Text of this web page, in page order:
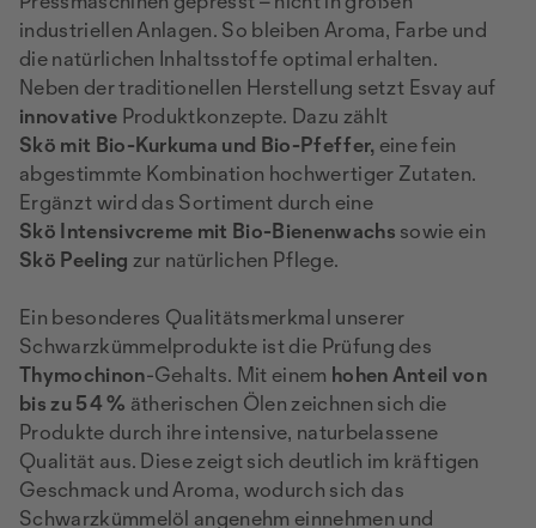
industriellen Anlagen. So bleiben Aroma, Farbe und
die natürlichen Inhaltsstoffe optimal erhalten.
Neben der traditionellen Herstellung setzt Esvay auf
innovative Produktkonzepte. Dazu zählt
Skö mit Bio-Kurkuma und Bio-Pfeffer, eine fein
abgestimmte Kombination hochwertiger Zutaten.
Ergänzt wird das Sortiment durch eine
Skö Intensivcreme mit Bio-Bienenwachs sowie ein
Skö Peeling zur natürlichen Pflege.
Ein besonderes Qualitätsmerkmal unserer
Schwarzkümmelprodukte ist die Prüfung des
Thymochinon-Gehalts. Mit einem hohen Anteil von
bis zu 54 % ätherischen Ölen zeichnen sich die
Produkte durch ihre intensive, naturbelassene
Qualität aus. Diese zeigt sich deutlich im kräftigen
Geschmack und Aroma, wodurch sich das
Schwarzkümmelöl angenehm einnehmen und